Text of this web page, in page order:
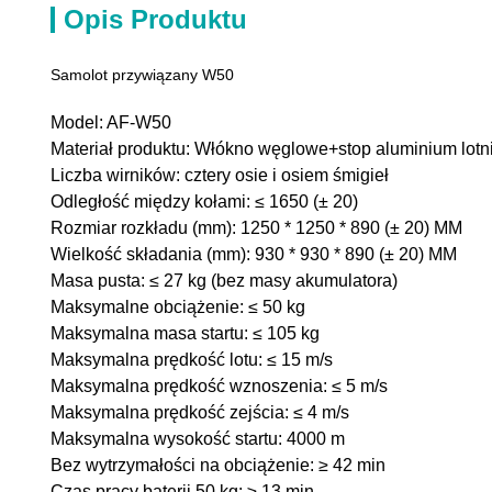
Opis Produktu
Samolot przywiązany W50
Model: AF-W50
Materiał produktu: Włókno węglowe+stop aluminium
Liczba wirników: cztery osie i osiem śmigieł
Odległość między kołami: ≤ 1650 (± 20)
Rozmiar rozkładu (mm): 1250 * 1250 * 890 (± 20) MM
Wielkość składania (mm): 930 * 930 * 890 (± 20) MM
Masa pusta: ≤ 27 kg (bez masy akumulatora)
Maksymalne obciążenie: ≤ 50 kg
Maksymalna masa startu: ≤ 105 kg
Maksymalna prędkość lotu: ≤ 15 m/s
Maksymalna prędkość wznoszenia: ≤ 5 m/s
Maksymalna prędkość zejścia: ≤ 4 m/s
Maksymalna wysokość startu: 4000 m
Bez wytrzymałości na obciążenie: ≥ 42 min